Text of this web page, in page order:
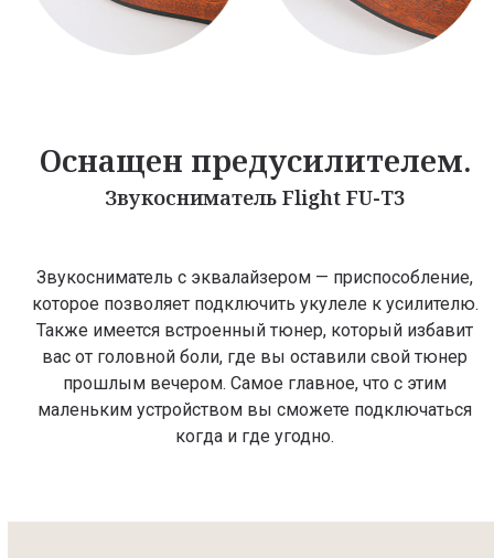
Оснащен предусилителем.
Звукосниматель Flight FU-T3
Звукосниматель с эквалайзером — приспособление,
которое позволяет подключить укулеле к усилителю.
Также имеется встроенный тюнер, который избавит
вас от головной боли, где вы оставили свой тюнер
прошлым вечером. Самое главное, что с этим
маленьким устройством вы сможете подключаться
когда и где угодно.